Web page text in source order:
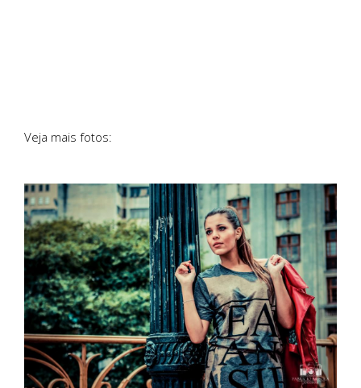
Veja mais fotos: